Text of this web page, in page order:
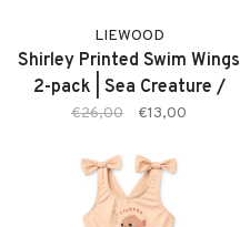
LIEWOOD
Shirley Printed Swim Wings
2-pack | Sea Creature /
Sandy
€26,00 €13,00